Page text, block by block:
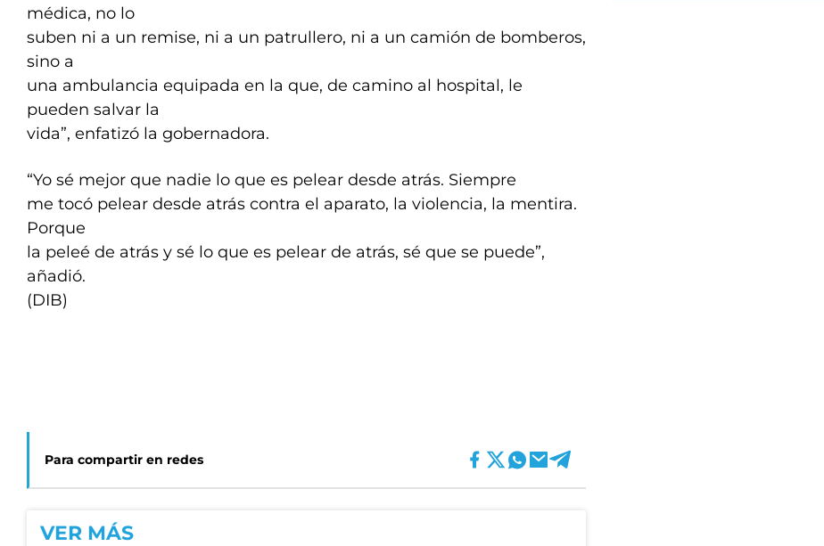
médica, no lo
suben ni a un remise, ni a un patrullero, ni a un camión de bomberos,
sino a
una ambulancia equipada en la que, de camino al hospital, le
pueden salvar la
vida”, enfatizó la gobernadora.
“Yo sé mejor que nadie lo que es pelear desde atrás. Siempre
me tocó pelear desde atrás contra el aparato, la violencia, la mentira.
Porque
la peleé de atrás y sé lo que es pelear de atrás, sé que se puede”,
añadió.
(DIB)
Para compartir en redes
VER MÁS